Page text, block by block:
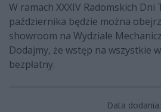
W ramach XXXIV Radomskich
października będzie można
showroom na Wydziale
Dodajmy, że wstęp na wszystkie
bezpłatny.
Data dodania: